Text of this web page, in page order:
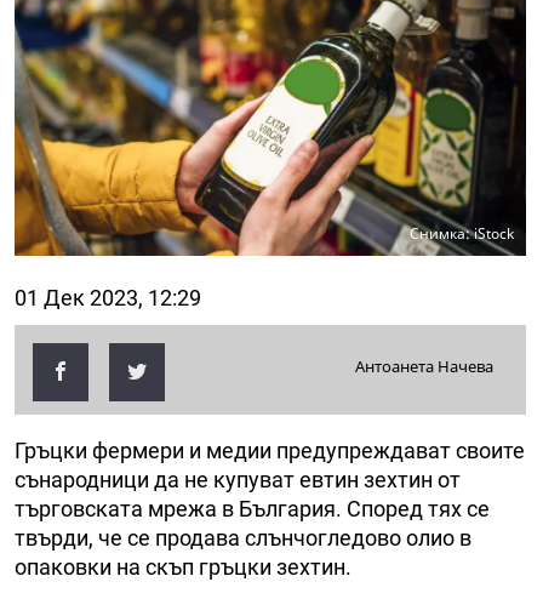
Снимка: iStock
01 Дек 2023, 12:29
Антоанета Начева
Гръцки фермери и медии предупреждават своите
сънародници да не купуват евтин зехтин от
търговската мрежа в България. Според тях се
твърди, че се продава слънчогледово олио в
опаковки на скъп гръцки зехтин.